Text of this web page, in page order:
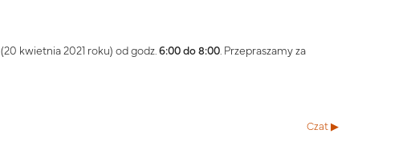
(20 kwietnia 2021 roku) od godz. 6:00 do 8:00. Przepraszamy za
Czat ▶︎